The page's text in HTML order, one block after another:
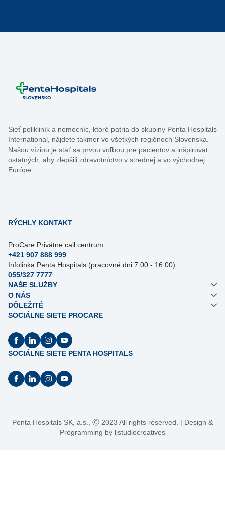
Sieť polikliník a nemocníc, ktoré patria do skupiny Penta Hospitals
International, nájdete takmer vo všetkých regiónoch Slovenska.
Našou víziou je stať sa prvou voľbou pre pacientov a inšpirovať
ostatných, aby zlepšili zdravotníctvo v strednej a vo východnej
Európe.
RÝCHLY KONTAKT
ProCare Privátne call centrum
+421 907 888 999
Infolinka Penta Hospitals (pracovné dni 7:00 - 16:00)
055/327 7777
NAŠE SLUŽBY
O NÁS
DÔLEŽITÉ
SOCIÁLNE SIETE PROCARE
SOCIÁLNE SIETE PENTA HOSPITALS
Penta Hospitals SK, a.s., Ⓒ 2023 All rights reserved. | Design &
Programming by ljstudiocreatives